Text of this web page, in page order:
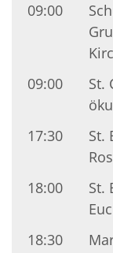
09:00
09:00
St.
17:30
St.
18:00
St.
18:30